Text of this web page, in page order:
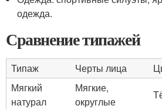
одежда.
Сравнение типажей
Типаж Черты лица
Мягкий
натурал
Мягкие,
округлые